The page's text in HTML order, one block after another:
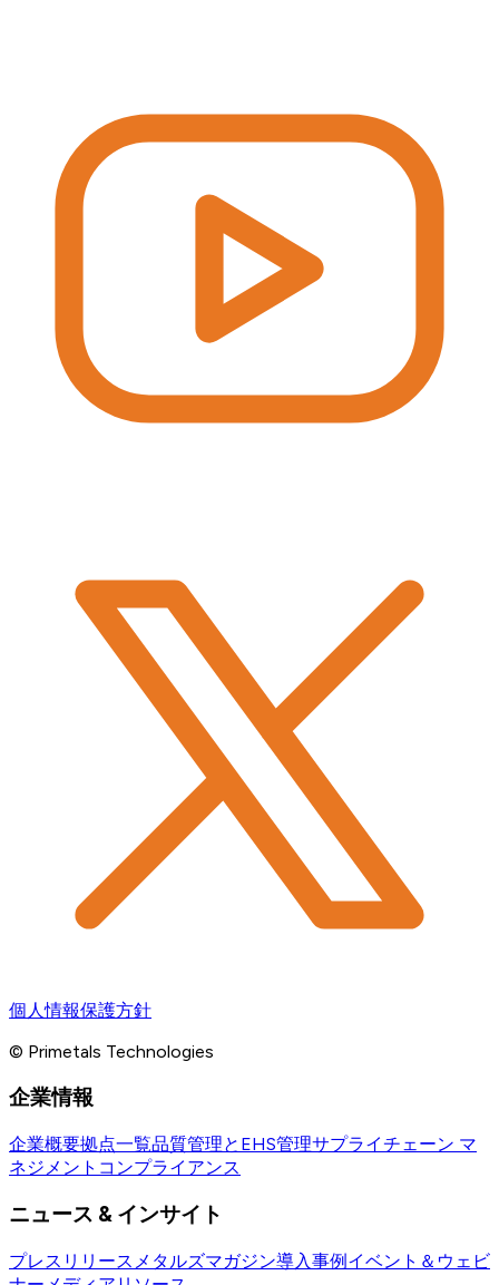
個人情報保護方針
© Primetals Technologies
企業情報
企業概要拠点一覧品質管理とEHS管理サプライチェーン マ
ネジメント コンプライアンス
ニュース & インサイト
プレスリリース メタルズマガジン導入事例イベント＆ウェビ